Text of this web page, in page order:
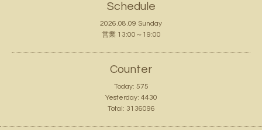
Schedule
2026.08.09 Sunday
営業 13:00～19:00
Counter
Today: 575
Yesterday: 4430
Total: 3136096